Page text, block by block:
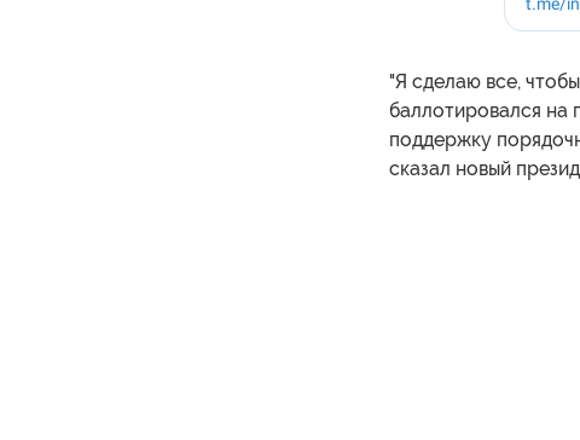
"Я сделаю все,
баллотировался на
поддержку
сказал новый